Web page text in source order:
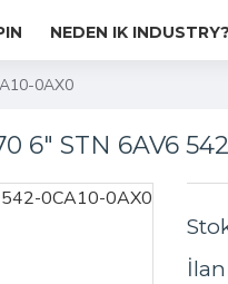
NEDEN IK INDUSTRY?
0AX0
6" STN 6AV6